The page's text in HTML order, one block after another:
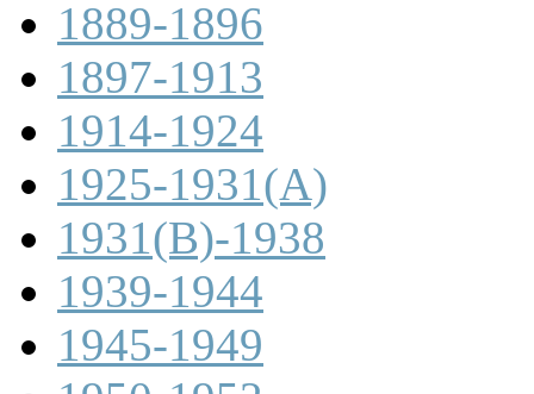
1889-1896
1897-1913
1914-1924
1925-1931(A)
1931(B)-1938
1939-1944
1945-1949